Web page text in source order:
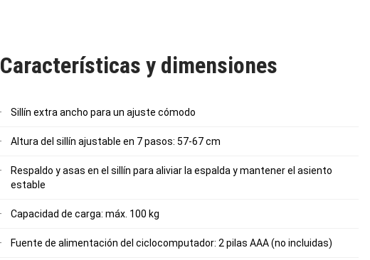
Características y dimensiones
Sillín extra ancho para un ajuste cómodo
Altura del sillín ajustable en 7 pasos: 57-67 cm
Respaldo y asas en el sillín para aliviar la espalda y mantener el asiento
estable
Capacidad de carga: máx. 100 kg
Fuente de alimentación del ciclocomputador: 2 pilas AAA (no incluidas)